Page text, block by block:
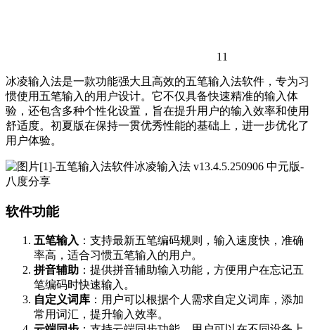
11
冰凌输入法是一款功能强大且高效的五笔输入法软件，专为习
惯使用五笔输入的用户设计。它不仅具备快速精准的输入体
验，还包含多种个性化设置，旨在提升用户的输入效率和使用
舒适度。初夏版在保持一贯优秀性能的基础上，进一步优化了
用户体验。
软件功能
五笔输入 ：支持最新五笔编码规则，输入速度快，准确
率高，适合习惯五笔输入的用户。
拼音辅助 ：提供拼音辅助输入功能，方便用户在忘记五
笔编码时快速输入。
自定义词库 ：用户可以根据个人需求自定义词库，添加
常用词汇，提升输入效率。